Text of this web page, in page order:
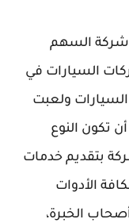
شركة السهم
السيارات في
ولعبت
تكون النوع
بتقديم خدمات
الأدوات
الخبرة،